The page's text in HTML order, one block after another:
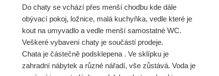
Do chaty se vchází přes menší chodbu kde dále
obývací pokoj, ložnice, malá kuchyňka, vedle které je
kout na umyvadlo a vedle menší samostatné WC.
Veškeré vybavení chaty je součástí prodeje.
Chata je částečně podsklepena . Ve sklípku je
zahradní nábytek a různé nářadí, vše zůstává. Voda je